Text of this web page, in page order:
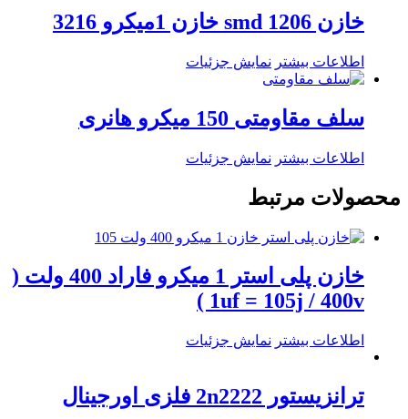
خازن smd 1206 خازن 1میکرو 3216
اطلاعات بیشتر نمایش جزئیات
سلف مقاومتی 150 میکرو هانری
اطلاعات بیشتر نمایش جزئیات
محصولات مرتبط
خازن پلی استر 1 میکرو فاراد 400 ولت (
1uf = 105j / 400v )
اطلاعات بیشتر نمایش جزئیات
ترانزیستور 2n2222 فلزی اورجینال